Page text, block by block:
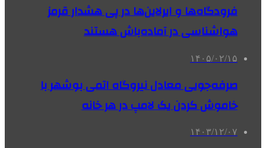
فرودگاه‌ها و ایرلاین‌ها در پی هشدار قرمز
هواشناسی در آماده‌باش هستند
۱۴۰۵/۰۲/۱۵
صرفه‌جویی معادل نیروگاه اتمی بوشهر با
خاموش کردن یک لامپ در هر خانه
۱۴۰۳/۱۲/۰۷